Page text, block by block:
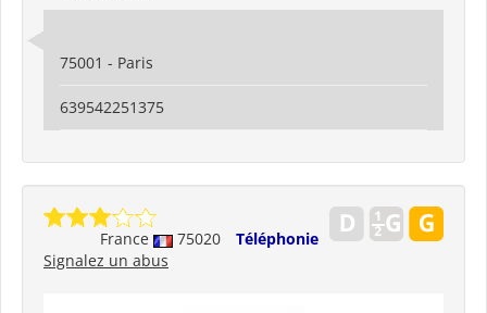
75001 - Paris
639542251375
France 75020
Téléphonie
Signalez un abus